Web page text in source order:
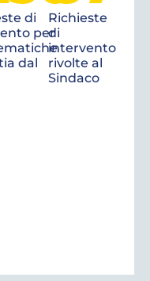
di
per
dal
Richieste
di
intervento
rivolte al
Sindaco